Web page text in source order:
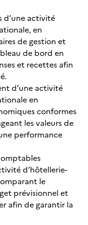
d’une activité
en
de gestion et
de bord en
et recettes afin
d’une activité
en
conformes
les valeurs de
performance
d’hôtellerie-
le
prévisionnel et
afin de garantir la